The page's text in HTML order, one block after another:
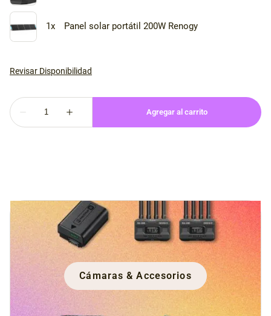
Cámaras & Accesorios